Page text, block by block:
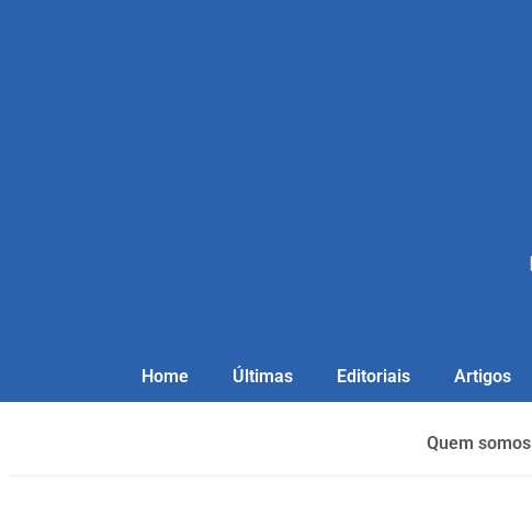
Home Últimas Editoriais Artigos
Quem somos